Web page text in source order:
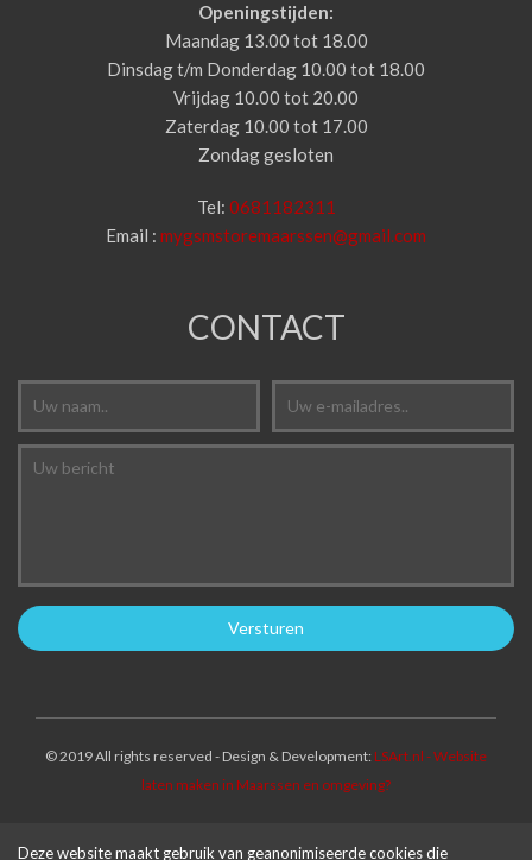
Openingstijden:
Maandag 13.00 tot 18.00
Dinsdag t/m Donderdag 10.00 tot 18.00
Vrijdag 10.00 tot 20.00
Zaterdag 10.00 tot 17.00
Zondag gesloten
Tel: 0681182311
Email : mygsmstoremaarssen@gmail.com
CONTACT
© 2019 All rights reserved - Design & Development: LSArt.nl - Website
laten maken in Maarssen en omgeving?
Deze website maakt gebruik van geanonimiseerde cookies die